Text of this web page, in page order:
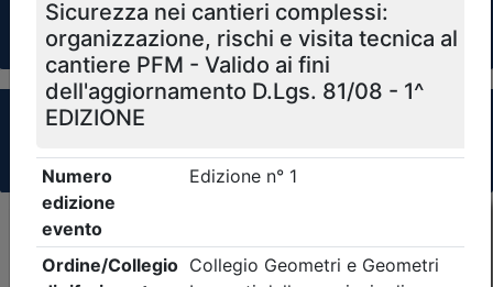
Il portale della formazione per Ordini e
Collegi Professionali
Clicca qui - espandi la sezione dei filtri ricerca
Criteri di ricerca applicati: